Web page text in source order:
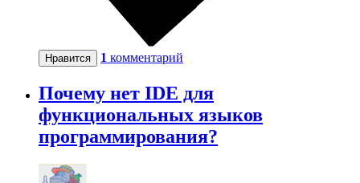
Нравится 1 комментарий
Почему нет IDE для
функциональных языков
программирования?